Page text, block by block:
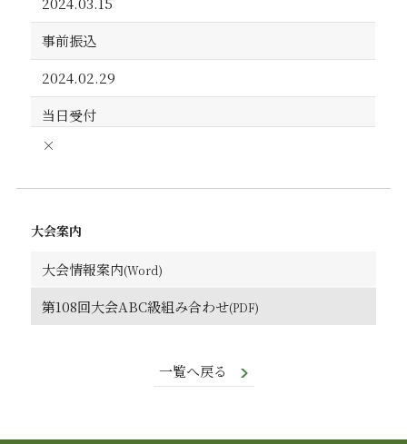
事前振込
2024.02.29
当日受付
×
大会案内
大会情報案内
第108回大会ABC級組み合わせ
一覧へ戻る